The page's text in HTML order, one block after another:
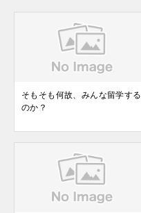
そもそも何故、みんな留学する
のか？